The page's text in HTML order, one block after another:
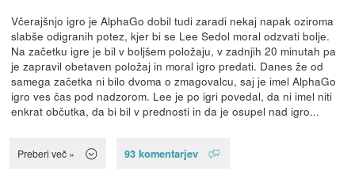
Včerajšnjo igro je AlphaGo dobil tudi zaradi nekaj napak oziroma
slabše odigranih potez, kjer bi se Lee Sedol moral odzvati bolje.
Na začetku igre je bil v boljšem položaju, v zadnjih 20 minutah pa
je zapravil obetaven položaj in moral igro predati. Danes že od
samega začetka ni bilo dvoma o zmagovalcu, saj je imel AlphaGo
igro ves čas pod nadzorom. Lee je po igri povedal, da ni imel niti
enkrat občutka, da bi bil v prednosti in da je osupel nad igro...
Preberi več » 93 komentarjev